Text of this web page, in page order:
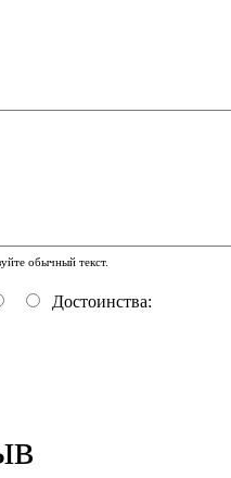
обычный текст.
Достоинства: